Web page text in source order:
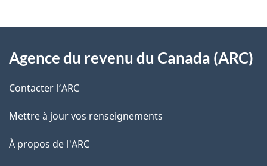
l
s
l
a
o
t
r
e
é
t
propos
de
ce
site
Agence du revenu du Canada (ARC)
Contacter l’ARC
Mettre à jour vos renseignements
À propos de l'ARC